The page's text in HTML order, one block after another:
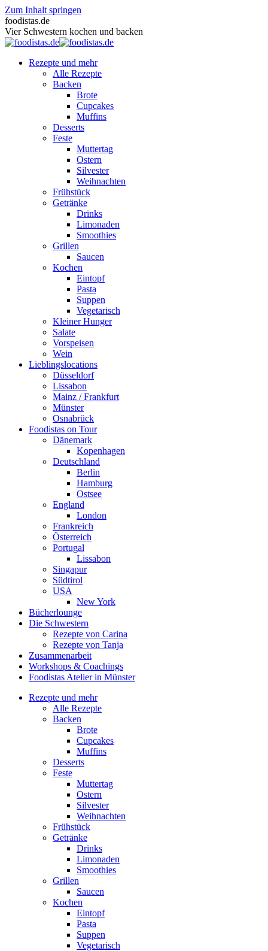
Zum Inhalt springen
foodistas.de
Vier Schwestern kochen und backen
Rezepte und mehr
Alle Rezepte
Backen
Brote
Cupcakes
Muffins
Desserts
Feste
Muttertag
Ostern
Silvester
Weihnachten
Frühstück
Getränke
Drinks
Limonaden
Smoothies
Grillen
Saucen
Kochen
Eintopf
Pasta
Suppen
Vegetarisch
Kleiner Hunger
Salate
Vorspeisen
Wein
Lieblingslocations
Düsseldorf
Lissabon
Mainz / Frankfurt
Münster
Osnabrück
Foodistas on Tour
Dänemark
Kopenhagen
Deutschland
Berlin
Hamburg
Ostsee
England
London
Frankreich
Österreich
Portugal
Lissabon
Singapur
Südtirol
USA
New York
Bücherlounge
Die Schwestern
Rezepte von Carina
Rezepte von Tanja
Zusammenarbeit
Workshops & Coachings
Foodistas Atelier in Münster
Rezepte und mehr
Alle Rezepte
Backen
Brote
Cupcakes
Muffins
Desserts
Feste
Muttertag
Ostern
Silvester
Weihnachten
Frühstück
Getränke
Drinks
Limonaden
Smoothies
Grillen
Saucen
Kochen
Eintopf
Pasta
Suppen
Vegetarisch